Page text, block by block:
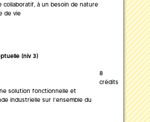
collaboratif, à un besoin de nature
de vie
(niv 3)
8
crédits
solution fonctionnelle et
industrielle sur l’ensemble du